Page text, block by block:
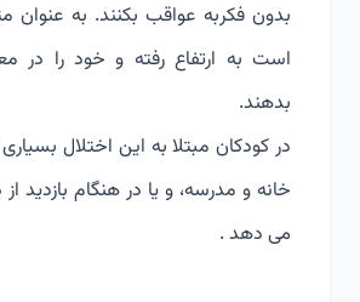
بدون فکربه عواقب بکنند. به عنوان
است به ارتفاع رفته و خود را در
بدهند.
در کودکان مبتلا به این اختلال
خانه و مدرسه، و یا در هنگام بازدید
می دهد .